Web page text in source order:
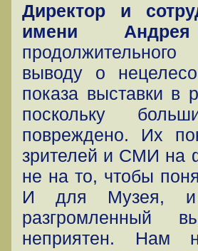
Директор и
имени
выводу о
показа выставки в
поскольку
повреждено. Их
зрителей и СМИ на
не на то, чтобы
И для Музея, и
разгромленный
неприятен. Нам